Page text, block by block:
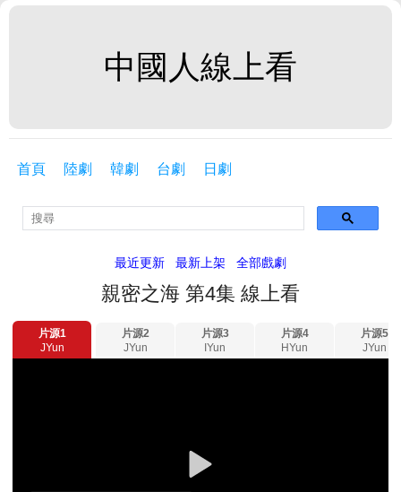
中國人線上看
首頁 陸劇 韓劇 台劇 日劇
最近更新 最新上架 全部戲劇
親密之海 第4集 線上看
片源1
JYun
片源2
JYun
片源3
IYun
片源4
HYun
片源5
JYun